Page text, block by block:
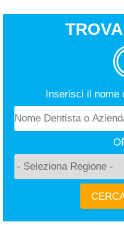
Inserisci il nome